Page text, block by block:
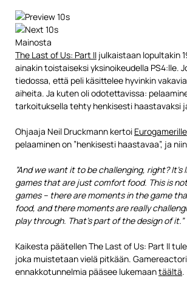
Mainosta
The Last of Us: Part II julkaistaan lopultakin
ainakin toistaiseksi yksinoikeudella PS4:lle.
tiedossa, että peli käsittelee hyvinkin
aiheita. Ja kuten oli odotettavissa:
tarkoituksella tehty henkisesti haastavaksi
Ohjaaja Neil Druckmann kertoi Eurogamerille
pelaaminen on ”henkisesti haastavaa”, ja
”And we want it to be challenging, right? It’s
games that are just comfort food. This is
games – there are moments in the game
food, and there moments are really
play through. That’s part of the design of it.”
Kaikesta päätellen The Last of Us: Part II
joka muistetaan vielä pitkään.
ennakkotunnelmia pääsee lukemaantäältä.